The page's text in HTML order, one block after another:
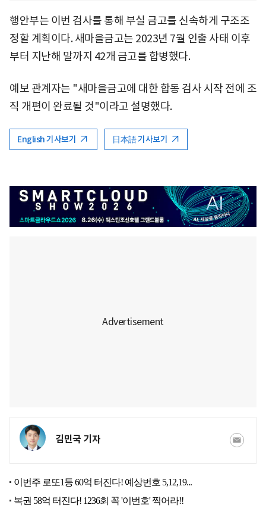
행안부는 이번 검사를 통해 부실 금고를 신속하게 구조조
정할 계획이다. 새마을금고는 2023년 7월 인출 사태 이후
부터 지난해 말까지 42개 금고를 합병했다.
예보 관계자는 "새마을금고에 대한 합동 검사 시작 전에 조
직 개편이 완료될 것"이라고 설명했다.
English 기사보기 日本語 기사보기
김민국 기자